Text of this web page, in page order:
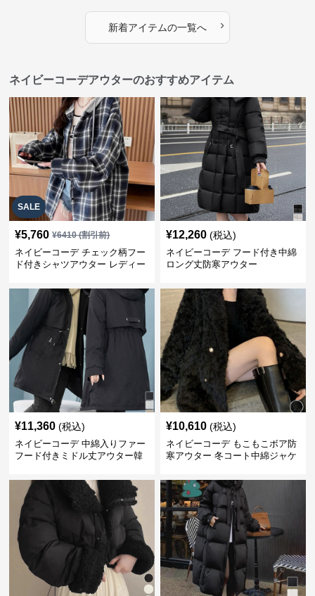
新着アイテムの一覧へ ›
ネイビーコーデアウターのおすすめアイテム
SALE
¥5,760 ¥6410(割引前)
ネイビーコーデ チェック柄フー
ド付きシャツアウター レディー
¥12,260 (税込)
ネイビーコーデ フード付き中綿
ロング丈防寒アウター
¥11,360 (税込)
ネイビーコーデ 中綿入りファー
フード付きミドル丈アウター韓
¥10,610 (税込)
ネイビーコーデ もこもこボア防
寒アウター 冬コート中綿ジャケ